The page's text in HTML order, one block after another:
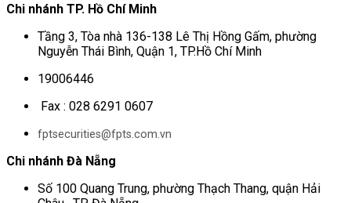
Chi nhánh TP. Hồ Chí Minh
Tầng 3, Tòa nhà 136-138 Lê Thị Hồng Gấm, phường
Nguyễn Thái Bình, Quận 1, TP.Hồ Chí Minh
19006446
Fax : 028 6291 0607
fptsecurities@fpts.com.vn
Chi nhánh Đà Nẵng
Số 100 Quang Trung, phường Thạch Thang, quận Hải